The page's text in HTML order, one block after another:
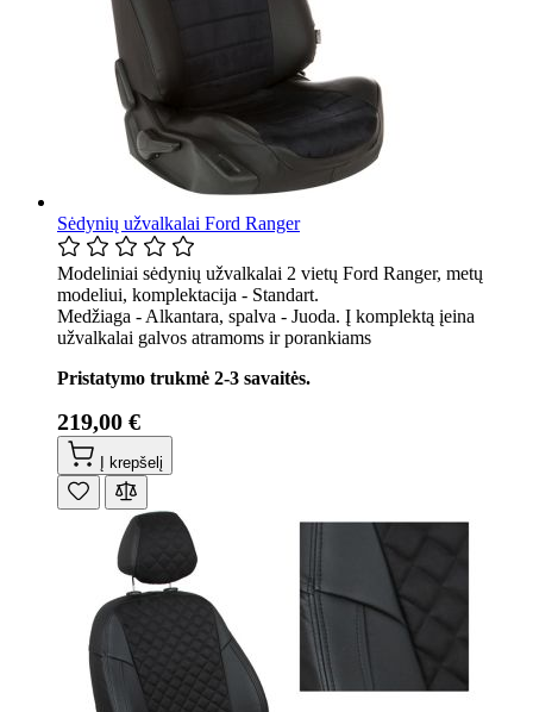
Sėdynių užvalkalai Ford Ranger
Modeliniai sėdynių užvalkalai 2 vietų Ford Ranger, metų
modeliui, komplektacija - Standart.
Medžiaga - Alkantara, spalva - Juoda. Į komplektą įeina
užvalkalai galvos atramoms ir porankiams
Pristatymo trukmė 2-3 savaitės.
219,00 €
Į krepšelį